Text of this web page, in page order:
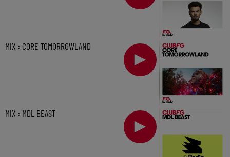
MIX : CORE TOMORROWLAND
MIX : MDL BEAST